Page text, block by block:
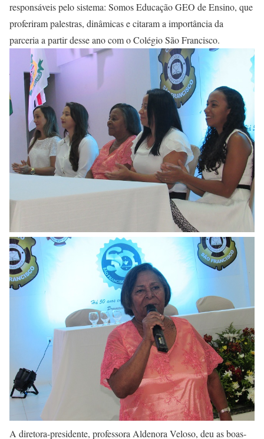
responsáveis pelo sistema: Somos Educação GEO de Ensino, que
proferiram palestras, dinâmicas e citaram a importância da
parceria a partir desse ano com o Colégio São Francisco.
A diretora-presidente, professora Aldenora Veloso, deu as boas-